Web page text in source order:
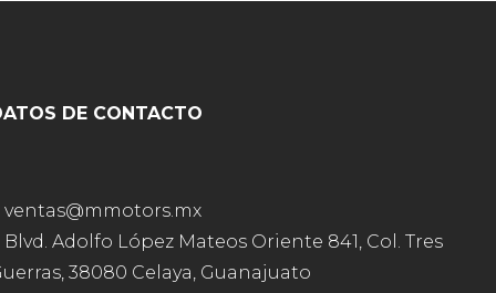
DE CONTACTO
ventas@mmotors.mx
Blvd. Adolfo López Mateos Oriente 841, Col. Tres
38080 Celaya, Guanajuato